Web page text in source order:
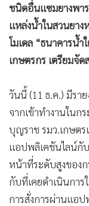
• อาชญากรรม
• Motoring
• เกม
• วิทยาศาสตร์
SMEs
กองทุนรวม
• Celeb Online
• Factcheck
• ญี่ปุ่น
ชนิดอื่นแซมยางพา
แหล่งน้ำในสวนยาง
โมเดล “ธนาคารน้
เกษตรกร เตรียมจั
วันนี้ (11 ธ.ค.) มีรา
จากเข้าทำงานใน
บุญราช รมว.เกษต
แอปพลิเคชันไลน์กั
หน้าที่ระดับสูงของก
กับที่เคยดำเนินการ
การสั่งการผ่านแอป